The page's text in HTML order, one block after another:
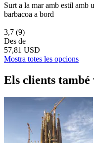
Surt a la mar amb estil amb
barbacoa a bord
3,7 (9)
Des de
57,81 USD
Mostra totes les opcions
Els clients